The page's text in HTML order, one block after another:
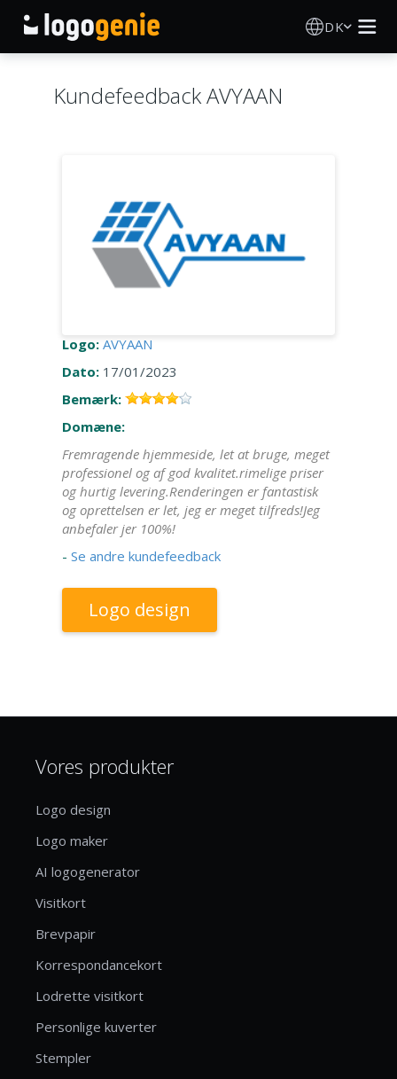
DK
Trykte produkter
Kundefeedback AVYAAN
Logo: AVYAAN
Dato: 17/01/2023
Bemærk:
Domæne:
Fremragende hjemmeside, let at bruge, meget
professionel og af god kvalitet.rimelige priser
og hurtig levering.Renderingen er fantastisk
og oprettelsen er let, jeg er meget tilfreds!Jeg
anbefaler jer 100%!
- Se andre kundefeedback
Logo design
Vores produkter
Logo design
Logo maker
AI logogenerator
Visitkort
Brevpapir
Korrespondancekort
Lodrette visitkort
Personlige kuverter
Stempler